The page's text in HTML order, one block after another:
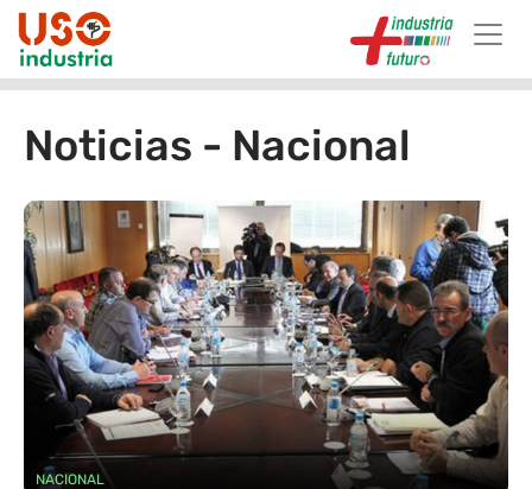
Skip to main content
Noticias - Nacional
NACIONAL